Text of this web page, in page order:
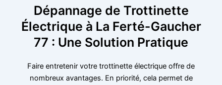
Dépannage de Trottinette
Électrique à La Ferté-Gaucher
77 : Une Solution Pratique
Faire entretenir votre trottinette électrique offre de
nombreux avantages. En priorité, cela permet de